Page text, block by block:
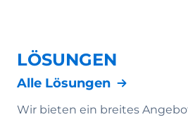
LÖSUNGEN
Alle Lösungen
Wir bieten ein breites